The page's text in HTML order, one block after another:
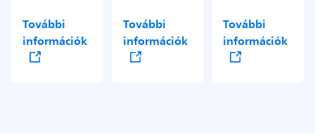
További
információk
További
információk
További
információk